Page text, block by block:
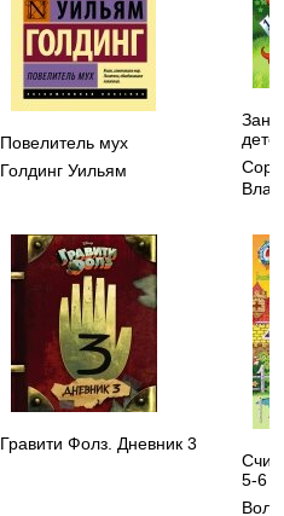
Повелитель мух
Голдинг Уильям
Гравити Фолз. Дневник 3
5-6